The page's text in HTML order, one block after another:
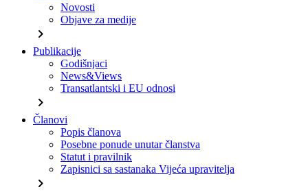
Novosti
Objave za medije
chevron_right
Publikacije
Godišnjaci
News&Views
Transatlantski i EU odnosi
chevron_right
Članovi
Popis članova
Posebne ponude unutar članstva
Statut i pravilnik
Zapisnici sa sastanaka Vijeća upravitelja
chevron_right